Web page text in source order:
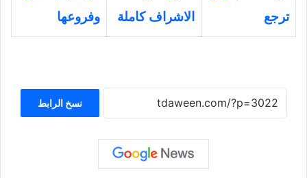
ترجع
الاشراف كاملة
وفروعها
نسخ الرابط